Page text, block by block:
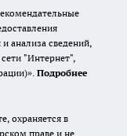
анализа сведений,
"Интернет",
Подробнее
охраняется в
праве и не